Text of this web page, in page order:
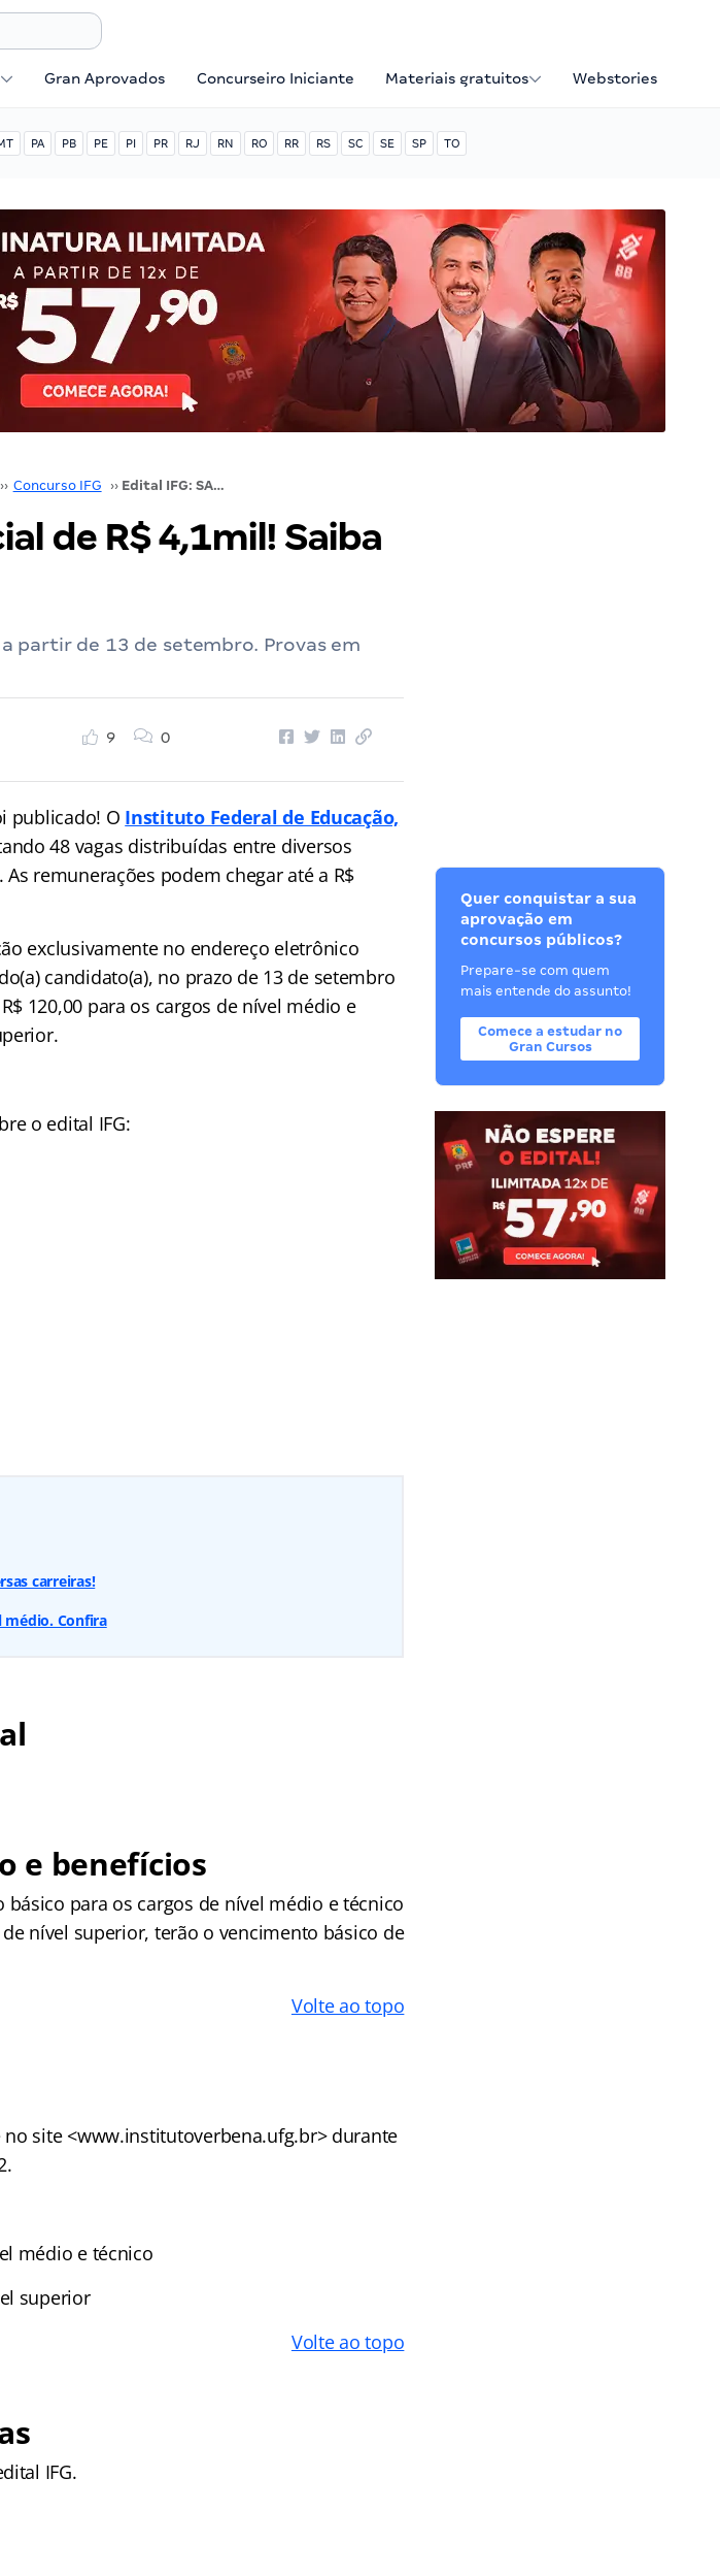
Gran Aprovados Concurseiro Iniciante Materiais gratuitos Webstories
PA PB PE PI PR RJ RN RO RR RS SC SE SP TO
›› Concurso IFG ›› Edital IFG: SAIU! Inicial de R$ 4,1mil! Saiba mais
de R$ 4,1mil! Saiba
partir de 13 de setembro. Provas em
9 0
publicado! O Instituto Federal de Educação,
48 vagas distribuídas entre diversos
remunerações podem chegar até a R$
exclusivamente no endereço eletrônico
candidato(a), no prazo de 13 de setembro
120,00 para os cargos de nível médio e
o edital IFG:
carreiras!
médio. Confira
e benefícios
para os cargos de nível médio e técnico
de nível superior, terão o vencimento básico de
Volte ao topo
site <www.institutoverbena.ufg.br> durante
médio e técnico
superior
Volte ao topo
IFG.
Quer conquistar a sua
aprovação em
concursos públicos?
Prepare-se com quem
mais entende do assunto!
Comece a estudar no
Gran Cursos